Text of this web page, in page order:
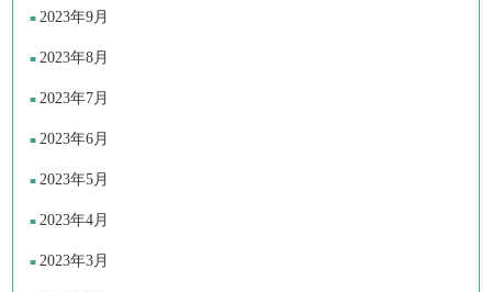
2023年9月
2023年8月
2023年7月
2023年6月
2023年5月
2023年4月
2023年3月